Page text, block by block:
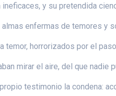
y su pretendida
enfermas de temores y
temor, horrorizados por el
mirar el aire, del que nadie
testimonio la condena: